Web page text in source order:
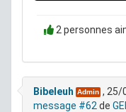
2 personnes
Bibeleuh Admin , 25/
message #62 de